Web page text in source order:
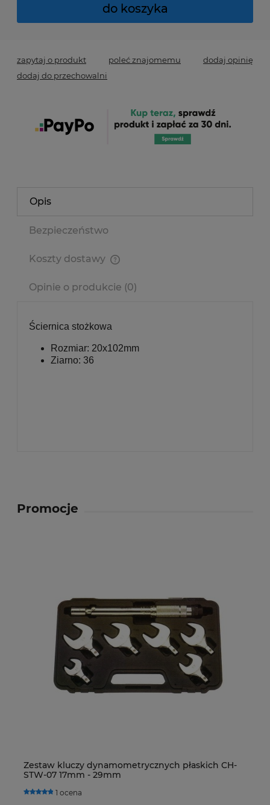
do koszyka
zapytaj o produkt poleć znajomemu
dodaj opinię
dodaj do przechowalni
Opis
Bezpieczeństwo
Koszty dostawy
Opinie o produkcie (0)
Ściernica stożkowa
Rozmiar: 20x102mm
Ziarno: 36
Promocje
Zestaw kluczy dynamometrycznych płaskich CH-
STW-07 17mm - 29mm
1 ocena